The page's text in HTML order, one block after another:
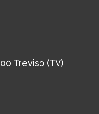
Treviso (TV)